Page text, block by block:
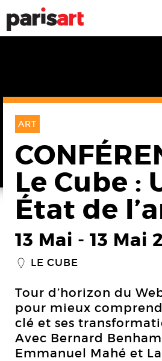
ART
Le Cube :
État de
13 Mai - 13 Mai
_ LE CUBE
Tour d’horizon du
pour mieux
clé et ses
Avec Bernard
Emmanuel Mahé et